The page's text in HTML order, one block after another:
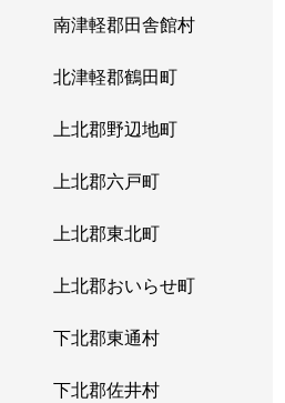
南津軽郡田舎館村
北津軽郡鶴田町
上北郡野辺地町
上北郡六戸町
上北郡東北町
上北郡おいらせ町
下北郡東通村
下北郡佐井村